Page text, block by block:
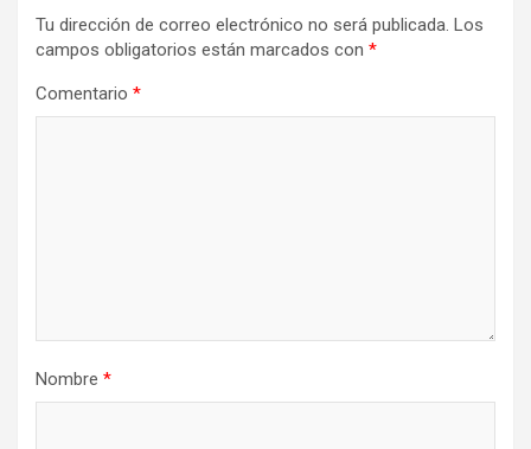
Tu dirección de correo electrónico no será publicada. Los
campos obligatorios están marcados con *
Comentario *
Nombre *